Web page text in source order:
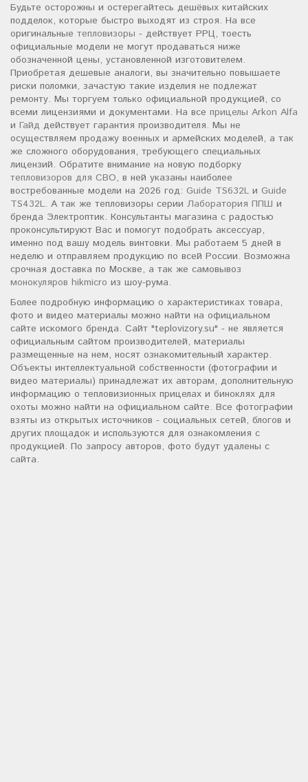
Будьте осторожны и остерегайтесь дешёвых китайских
подделок, которые быстро выходят из строя. На все
оригинальные тепловизоры - действует РРЦ, тоесть
официальные модели не могут продаваться ниже
обозначенной цены, установленной изготовителем.
Приобретая дешевые аналоги, вы значительно повышаете
риски поломки, зачастую такие изделия не подлежат
ремонту. Мы торгуем только официальной продукцией, со
всеми лицензиями и документами. На все прицелы Arkon Alfa
и Гайд действует гарантия производителя. Мы не
осуществляем продажу военных и армейских моделей, а так
же сложного оборудования, требующего специальных
лицензий. Обратите внимание на новую подборку
тепловизоров для СВО, в ней указаны наиболее
востребованные модели на 2026 год: Guide TS632L и Guide
TS432L. А так же тепловизоры серии Лаборатория ППШ и
бренда Электроптик. Консультанты магазина с радостью
проконсультируют Вас и помогут подобрать аксессуар,
именно под вашу модель винтовки. Мы работаем 5 дней в
неделю и отправляем продукцию по всей России. Возможна
срочная доставка по Москве, а так же самовывоз
монокуляров hikmicro из шоу-рума.
Более подробную информацию о характеристиках товара,
фото и видео материалы можно найти на официальном
сайте искомого бренда. Сайт "teplovizory.su" - не является
официальным сайтом производителей, материалы
размещенные на нем, носят ознакомительный характер.
Объекты интеллектуальной собственности (фотографии и
видео материалы) принадлежат их авторам, дополнительную
информацию о тепловизионных прицелах и биноклях для
охоты можно найти на официальном сайте. Все фотографии
взяты из открытых источников - социальных сетей, блогов и
других площадок и используются для ознакомления с
продукцией. По запросу авторов, фото будут удалены с
сайта.